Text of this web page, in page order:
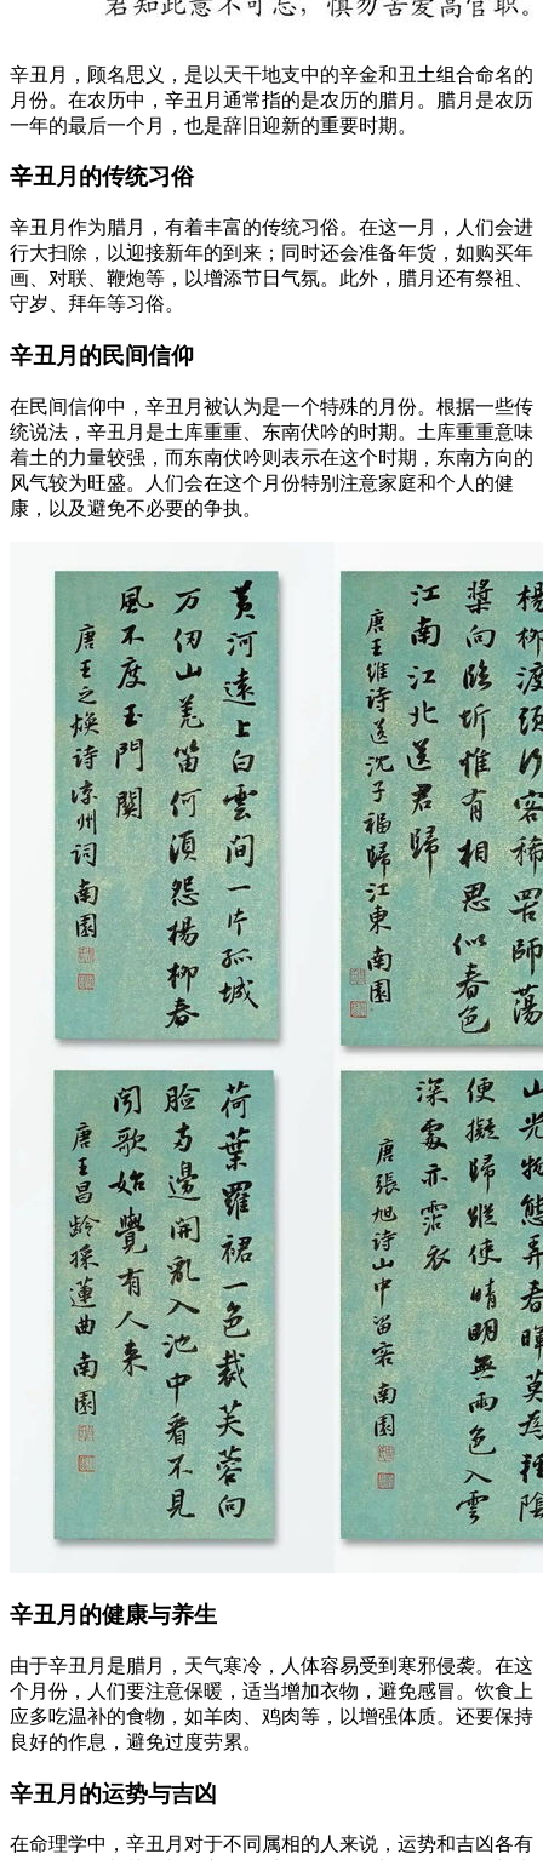
辛丑月，顾名思义，是以天干地支中的辛金和丑土组合命名的
月份。在农历中，辛丑月通常指的是农历的腊月。腊月是农历
一年的最后一个月，也是辞旧迎新的重要时期。
辛丑月的传统习俗
辛丑月作为腊月，有着丰富的传统习俗。在这一月，人们会进
行大扫除，以迎接新年的到来；同时还会准备年货，如购买年
画、对联、鞭炮等，以增添节日气氛。此外，腊月还有祭祖、
守岁、拜年等习俗。
辛丑月的民间信仰
在民间信仰中，辛丑月被认为是一个特殊的月份。根据一些传
统说法，辛丑月是土库重重、东南伏吟的时期。土库重重意味
着土的力量较强，而东南伏吟则表示在这个时期，东南方向的
风气较为旺盛。人们会在这个月份特别注意家庭和个人的健
康，以及避免不必要的争执。
辛丑月的健康与养生
由于辛丑月是腊月，天气寒冷，人体容易受到寒邪侵袭。在这
个月份，人们要注意保暖，适当增加衣物，避免感冒。饮食上
应多吃温补的食物，如羊肉、鸡肉等，以增强体质。还要保持
良好的作息，避免过度劳累。
辛丑月的运势与吉凶
在命理学中，辛丑月对于不同属相的人来说，运势和吉凶各有